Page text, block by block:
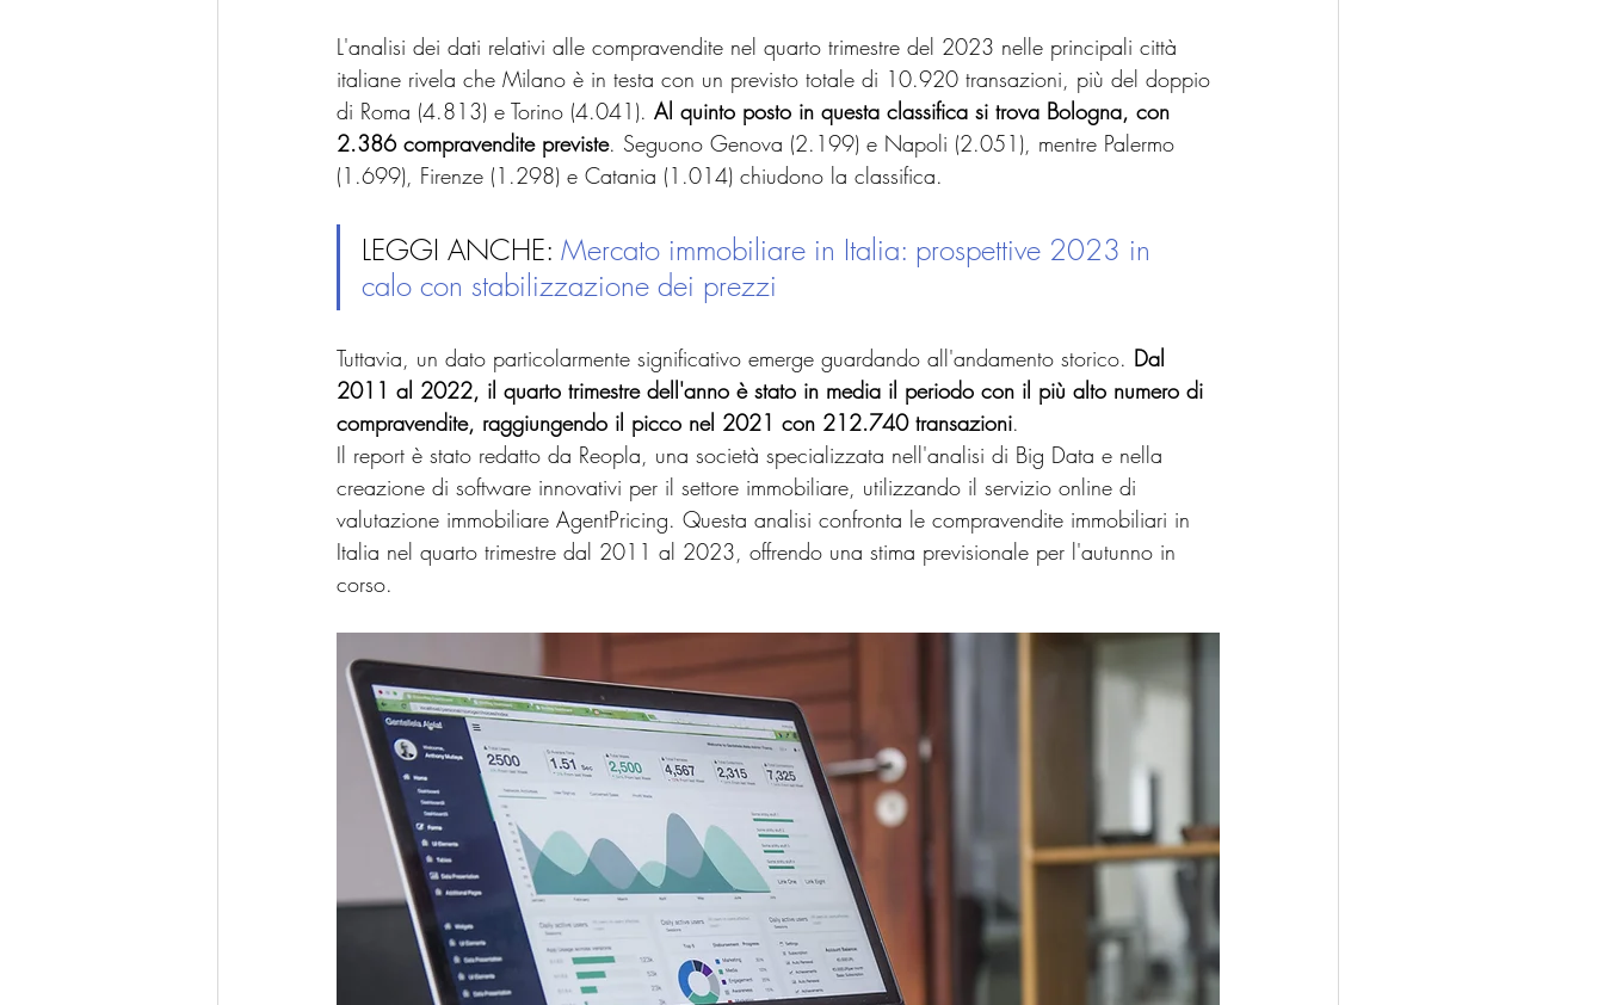
L'analisi dei dati relativi alle compravendite nel quarto trimestre del 2023 nelle principali città
italiane rivela che Milano è in testa con un previsto totale di 10.920 transazioni, più del doppio
di Roma (4.813) e Torino (4.041). Al quinto posto in questa classifica si trova Bologna, con
2.386 compravendite previste. Seguono Genova (2.199) e Napoli (2.051), mentre Palermo
(1.699), Firenze (1.298) e Catania (1.014) chiudono la classifica.
LEGGI ANCHE: Mercato immobiliare in Italia: prospettive 2023 in
calo con stabilizzazione dei prezzi
Tuttavia, un dato particolarmente significativo emerge guardando all'andamento storico. Dal
2011 al 2022, il quarto trimestre dell'anno è stato in media il periodo con il più alto numero di
compravendite, raggiungendo il picco nel 2021 con 212.740 transazioni.
Il report è stato redatto da Reopla, una società specializzata nell'analisi di Big Data e nella
creazione di software innovativi per il settore immobiliare, utilizzando il servizio online di
valutazione immobiliare AgentPricing. Questa analisi confronta le compravendite immobiliari in
Italia nel quarto trimestre dal 2011 al 2023, offrendo una stima previsionale per l'autunno in
corso.